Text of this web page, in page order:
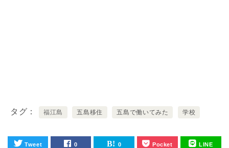
タグ 福江島 五島移住 五島で働いてみた 学校
Tweet 0 0 Pocket LINE